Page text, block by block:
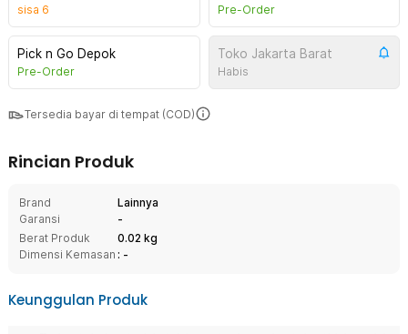
sisa 6 Pre-Order
Pick n Go Depok
Pre-Order
Toko Jakarta Barat
Habis
Tersedia bayar di tempat (COD)
Rincian Produk
Brand
Lainnya
Garansi
-
Berat Produk
0.02 kg
Dimensi Kemasan : -
Keunggulan Produk